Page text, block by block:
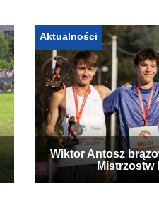
Aktualności
Wiktor Antosz
Mistrzostw